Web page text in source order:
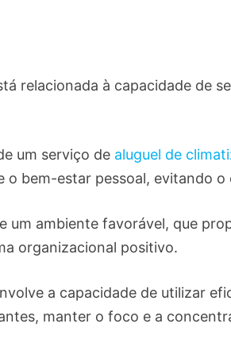
relacionada à capacidade de
um serviço de aluguel de
bem-estar pessoal, evitando
um ambiente favorável, que
organizacional positivo.
a capacidade de utilizar
manter o foco e a